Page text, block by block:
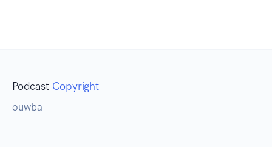
Podcast Copyright
ouwba